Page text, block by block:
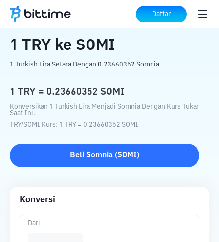
Daftar
Beranda Konverter Kripto ke SOMI
1 TRY ke SOMI
1 Turkish Lira Setara Dengan 0.23660352 Somnia.
1 TRY = 0.23660352 SOMI
Konversikan 1 Turkish Lira Menjadi Somnia Dengan Kurs Tukar
Saat Ini.
TRY/SOMI Kurs: 1 TRY = 0.23660352 SOMI
Beli Somnia (SOMI)
Konversi
Dari